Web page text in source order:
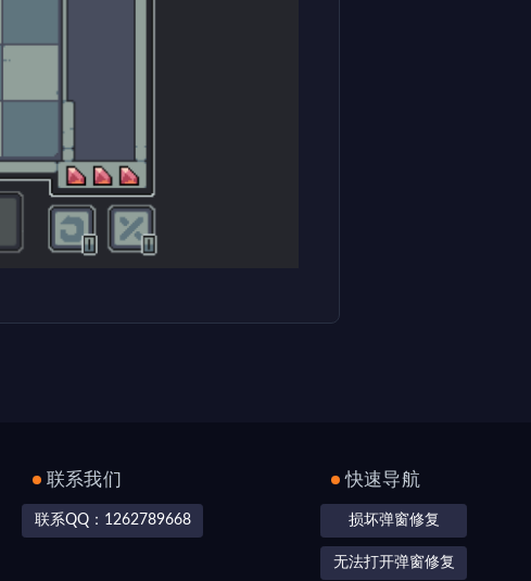
联系我们
联系QQ：1262789668
快速导航
损坏弹窗修复
无法打开弹窗修复